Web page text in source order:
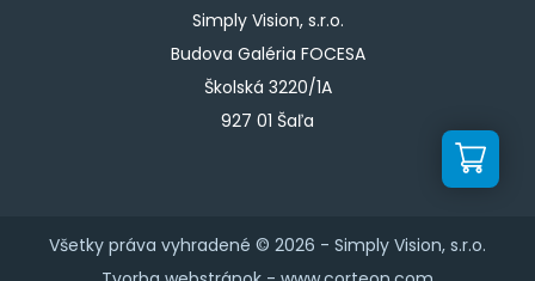
Simply Vision, s.r.o.
Budova Galéria FOCESA
Školská 3220/1A
927 01 Šaľa
Všetky práva vyhradené © 2026 - Simply Vision, s.r.o.